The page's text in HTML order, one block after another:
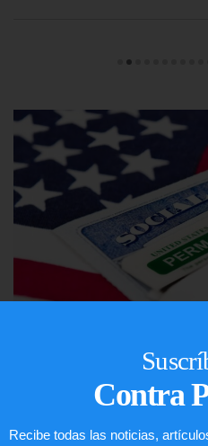
Lotería de visa de
Contra
Recibe todas las noticias,